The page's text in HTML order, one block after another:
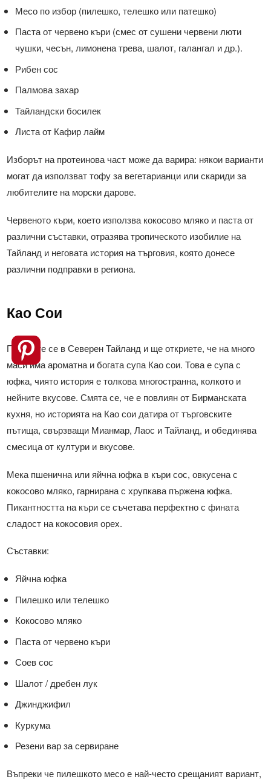
Месо по избор (пилешко, телешко или патешко)
Паста от червено къри (смес от сушени червени люти
чушки, чесън, лимонена трева, шалот, галангал и др.).
Рибен сос
Палмова захар
Тайландски босилек
Листа от Кафир лайм
Изборът на протеинова част може да варира: някои варианти
могат да използват тофу за вегетарианци или скариди за
любителите на морски дарове.
Червеното къри, което използва кокосово мляко и паста от
различни съставки, отразява тропическото изобилие на
Тайланд и неговата история на търговия, която донесе
различни подправки в региона.
Као Сои
Потопете се в Северен Тайланд и ще откриете, че на много
маси има ароматна и богата супа Као сои. Това е супа с
юфка, чиято история е толкова многостранна, колкото и
нейните вкусове. Смята се, че е повлиян от Бирманската
кухня, но историята на Као сои датира от търговските
пътища, свързващи Мианмар, Лаос и Тайланд, и обединява
смесица от култури и вкусове.
Мека пшенична или яйчна юфка в къри сос, овкусена с
кокосово мляко, гарнирана с хрупкава пържена юфка.
Пикантността на къри се съчетава перфектно с фината
сладост на кокосовия орех.
Съставки:
Яйчна юфка
Пилешко или телешко
Кокосово мляко
Паста от червено къри
Соев сос
Шалот / дребен лук
Джинджифил
Куркума
Резени вар за сервиране
Въпреки че пилешкото месо е най-често срещаният вариант,